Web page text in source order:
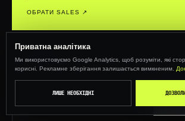
ОБРАТИ SALES ↗︎
CALL
Приватна аналітика
Ми використовуємо Google Analytics, щоб розуміти, які
корисні. Рекламне зберігання залишається вимкненим.
ЛИШЕ НЕОБХІДНІ